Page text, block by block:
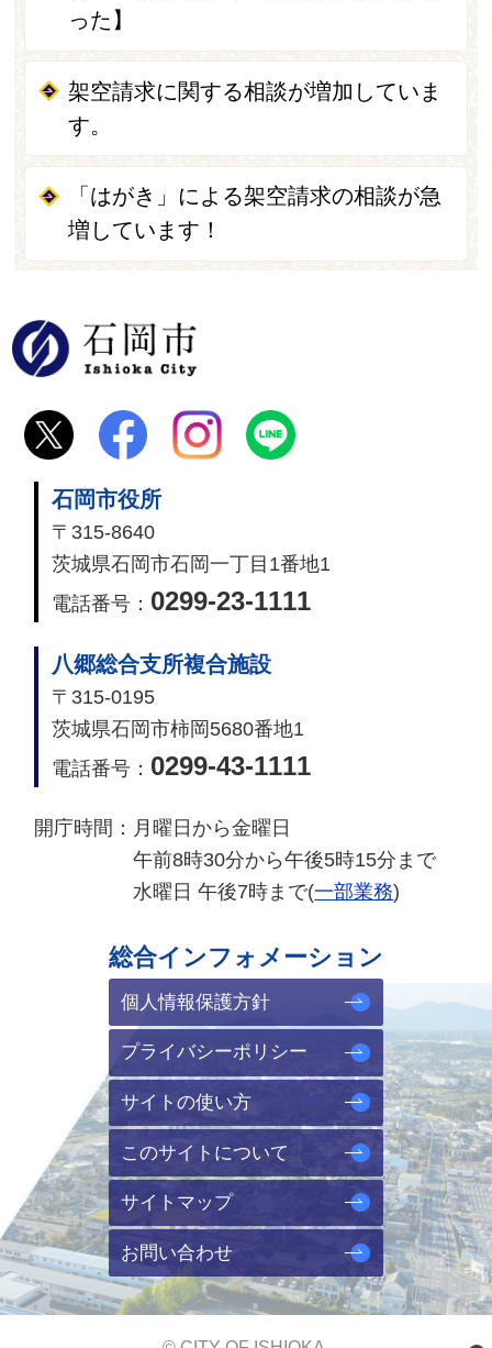
った】
架空請求に関する相談が増加していま
す。
「はがき」による架空請求の相談が急
増しています！
石岡市役所
〒315-8640
茨城県石岡市石岡一丁目1番地1
電話番号： 0299-23-1111
八郷総合支所複合施設
〒315-0195
茨城県石岡市柿岡5680番地1
電話番号： 0299-43-1111
開庁時間： 月曜日から金曜日
午前8時30分から午後5時15分まで
水曜日 午後7時まで(一部業務)
総合インフォメーション
個人情報保護方針
プライバシーポリシー
サイトの使い方
このサイトについて
サイトマップ
お問い合わせ